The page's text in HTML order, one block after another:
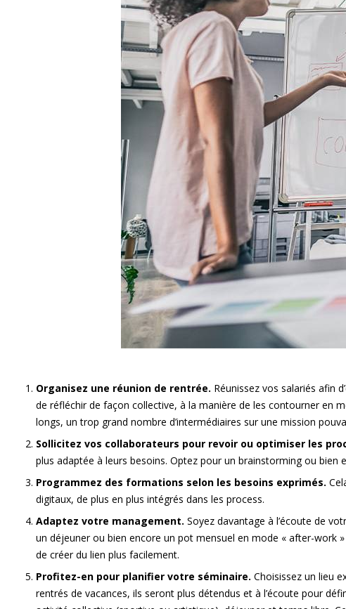
Organisez une réunion de rentrée. Réunissez vos salariés afin
de réfléchir de façon collective, à la manière de les contourner en
longs, un trop grand nombre d’intermédiaires sur une mission
Sollicitez vos collaborateurs pour revoir ou optimiser les
plus adaptée à leurs besoins. Optez pour un brainstorming ou
Programmez des formations selon les besoins exprimés.
digitaux, de plus en plus intégrés dans les process.
Adaptez votre management. Soyez davantage à l’écoute de
un déjeuner ou bien encore un pot mensuel en mode « after-work
de créer du lien plus facilement.
Profitez-en pour planifier votre séminaire. Choisissez un lieu
rentrés de vacances, ils seront plus détendus et à l’écoute pour